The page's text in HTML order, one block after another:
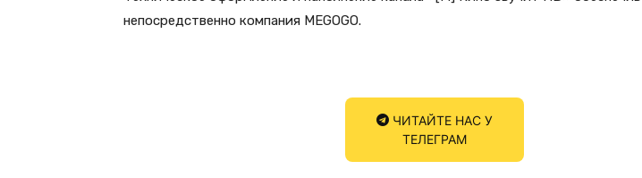
непосредственно компания MEGOGO.
ЧИТАЙТЕ НАС У
ТЕЛЕГРАМ